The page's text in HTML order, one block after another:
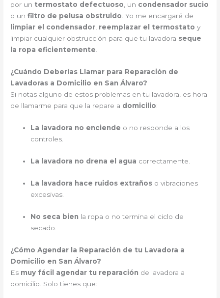
por un termostato defectuoso, un condensador sucio
o unfiltro de pelusa obstruido. Yo me encargaré de
limpiar el condensador, reemplazar el termostato y
limpiar cualquier obstrucción para que tu lavadora seque
la ropa eficientemente.
¿Cuándo Deberías Llamar para Reparación de
Lavadoras a Domicilio en San Álvaro?
Si notas alguno de estos problemas en tu lavadora, es hora
de llamarme para que la repare a domicilio:
La lavadora no enciende o no responde a los
controles.
La lavadora no drena el agua correctamente.
La lavadora hace ruidos extraños o vibraciones
excesivas.
No seca bien la ropa o no termina el ciclo de
secado.
¿Cómo Agendar la Reparación de tu Lavadora a
Domicilio en San Álvaro?
Es muy fácil agendar tu reparación de lavadora a
domicilio. Solo tienes que: